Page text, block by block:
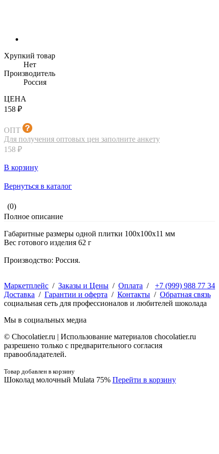
Хрупкий товар
Нет
Производитель
Россия
ЦЕНА
158 ₽
ОПТ
Для получения оптовых цен заполните анкету
158 ₽
В корзину
Вернуться в каталог
(0)
Полное описание
Габаритные размеры одной плитки 100х100х11 мм
Вес готового изделия 62 г
Производство: Россия.
+7 (999) 988 77 34
Маркетплейс / Заказы и Цены / Оплата /
Доставка / Гарантии и оферта / Контакты / Обратная связь
социальная сеть для профессионалов и любителей шоколада
Мы в социальных медиа
© Сhocolatier.ru | Использование материалов chocolatier.ru
разрешено только с предварительного согласия
правообладателей.
Товар добавлен в корзину
Шоколад молочный Mulata 75% Перейти в корзину